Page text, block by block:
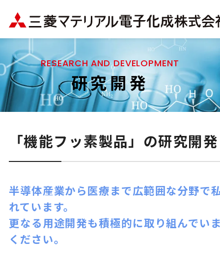
RESEARCH AND DEVELOPMENT
研究開発
「機能フッ素製品」の研究開発
半導体産業から医療まで広範囲な分野で
れています。
更なる用途開発も積極的に取り組んでい
ください。